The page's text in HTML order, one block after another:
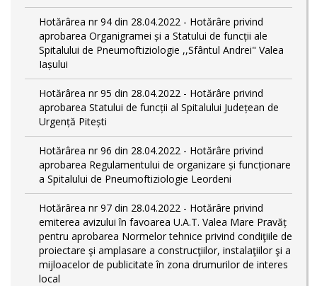
Hotărârea nr 94 din 28.04.2022 - Hotărâre privind
aprobarea Organigramei și a Statului de funcții ale
Spitalului de Pneumoftiziologie ,,Sfântul Andrei" Valea
Iașului
Hotărârea nr 95 din 28.04.2022 - Hotărâre privind
aprobarea Statului de funcții al Spitalului Județean de
Urgență Pitești
Hotărârea nr 96 din 28.04.2022 - Hotărâre privind
aprobarea Regulamentului de organizare și funcționare
a Spitalului de Pneumoftiziologie Leordeni
Hotărârea nr 97 din 28.04.2022 - Hotărâre privind
emiterea avizului în favoarea U.A.T. Valea Mare Pravăț
pentru aprobarea Normelor tehnice privind condiţiile de
proiectare şi amplasare a construcţiilor, instalaţiilor şi a
mijloacelor de publicitate în zona drumurilor de interes
local